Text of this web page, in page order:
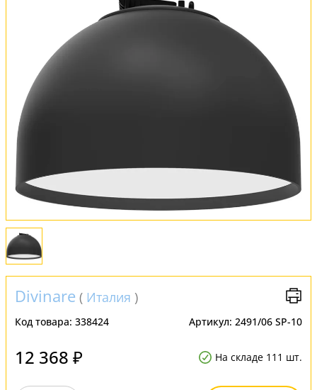
Комплект лампочек
Вся коллекция
FAQ
Отзывы
Divinare ( Италия )
Код товара: 338424 Артикул: 2491/06 SP-10
12 368 ₽ На складе 111 шт.